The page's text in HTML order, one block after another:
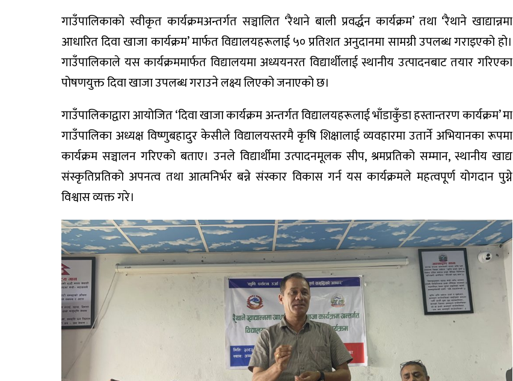
गाउँपालिकाको स्वीकृत कार्यक्रमअन्तर्गत सञ्चालित ‘रैथाने बाली प्रवर्द्धन कार्यक्रम’ तथा ‘रैथाने खाद्यान्नमा
आधारित दिवा खाजा कार्यक्रम’ मार्फत विद्यालयहरूलाई ५० प्रतिशत अनुदानमा सामग्री उपलब्ध गराइएको हो।
गाउँपालिकाले यस कार्यक्रममार्फत विद्यालयमा अध्ययनरत विद्यार्थीलाई स्थानीय उत्पादनबाट तयार गरिएका
पोषणयुक्त दिवा खाजा उपलब्ध गराउने लक्ष्य लिएको जनाएको छ।
गाउँपालिकाद्वारा आयोजित ‘दिवा खाजा कार्यक्रम अन्तर्गत विद्यालयहरूलाई भाँडाकुँडा हस्तान्तरण कार्यक्रम’ मा
गाउँपालिका अध्यक्ष विष्णुबहादुर केसीले विद्यालयस्तरमै कृषि शिक्षालाई व्यवहारमा उतार्ने अभियानका रूपमा
कार्यक्रम सञ्चालन गरिएको बताए। उनले विद्यार्थीमा उत्पादनमूलक सीप, श्रमप्रतिको सम्मान, स्थानीय खाद्य
संस्कृतिप्रतिको अपनत्व तथा आत्मनिर्भर बन्ने संस्कार विकास गर्न यस कार्यक्रमले महत्वपूर्ण योगदान पुग्ने
विश्वास व्यक्त गरे।